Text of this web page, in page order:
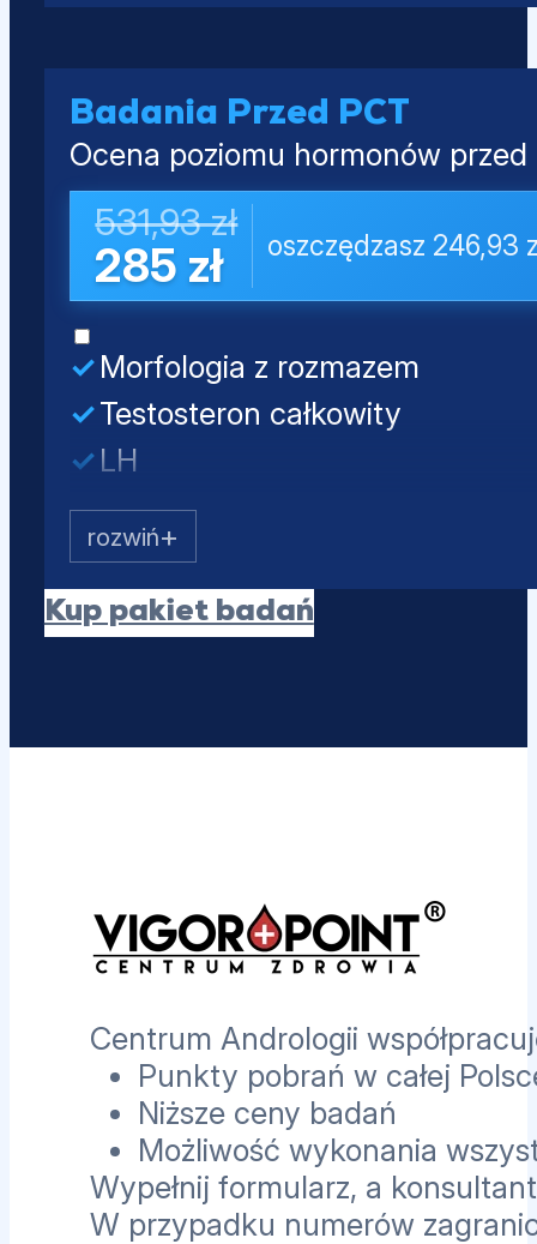
Estradiol (E2)
Prolaktyna
PSA całkowity
Badania Przed PCT
Ocena poziomu hormonów
531,93 zł
285 zł oszczędzasz 246,93
Morfologia z rozmazem
Testosteron całkowity
LH
FSH
SHBG
Albumina
Estradiol (E2)
PSA całkowity
Kup pakiet badań
Centrum Andrologii
Punkty pobrań w całej
Niższe ceny badań
Możliwość wykonania
Wypełnij formularz, a
W przypadku numerów